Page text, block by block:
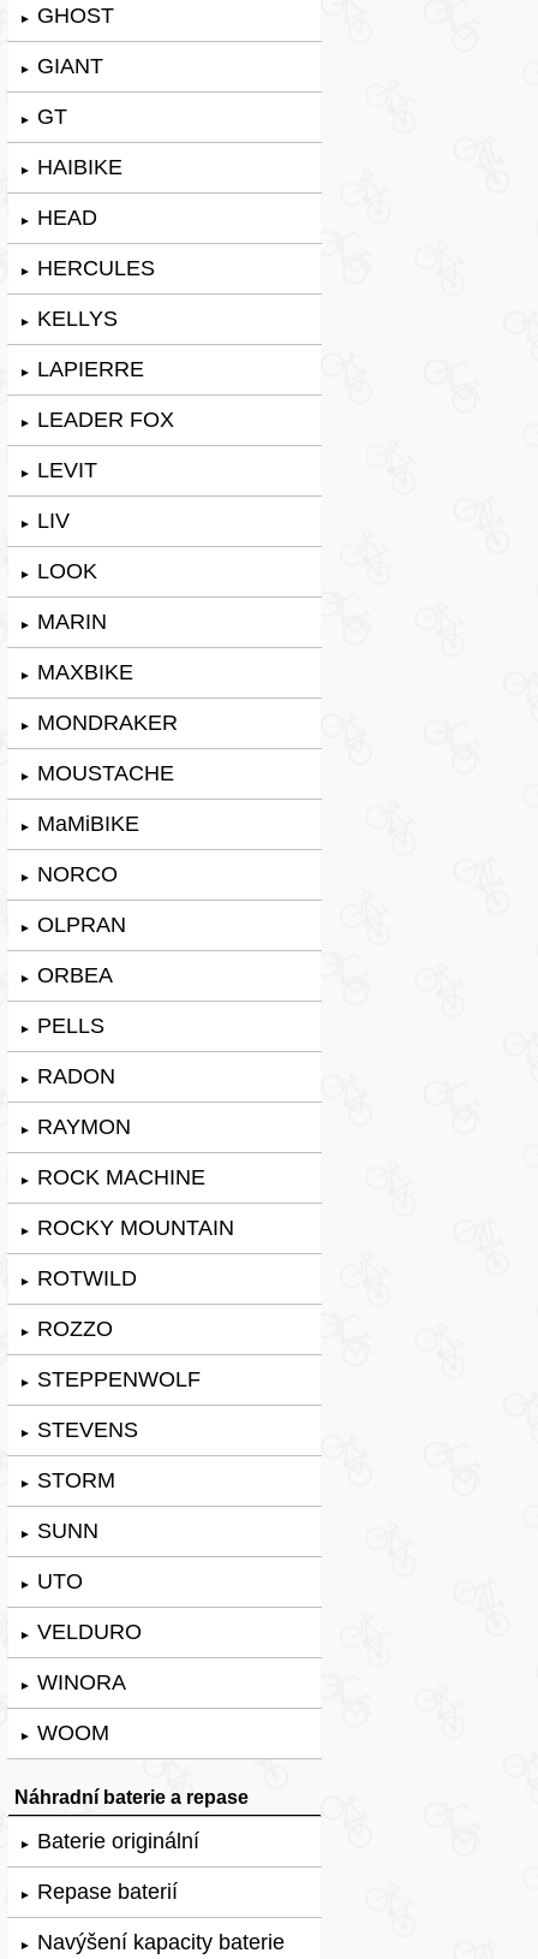
► GHOST
► GIANT
► GT
► HAIBIKE
► HEAD
► HERCULES
► KELLYS
► LAPIERRE
► LEADER FOX
► LEVIT
► LIV
► LOOK
► MARIN
► MAXBIKE
► MONDRAKER
► MOUSTACHE
► MaMiBIKE
► NORCO
► OLPRAN
► ORBEA
► PELLS
► RADON
► RAYMON
► ROCK MACHINE
► ROCKY MOUNTAIN
► ROTWILD
► ROZZO
► STEPPENWOLF
► STEVENS
► STORM
► SUNN
► UTO
► VELDURO
► WINORA
► WOOM
Náhradní baterie a repase
► Baterie originální
► Repase baterií
► Navýšení kapacity baterie